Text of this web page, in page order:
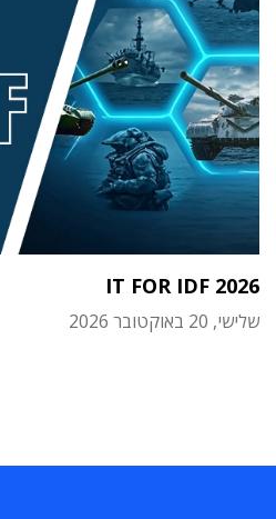
IT FOR IDF 2026
שלישי, 20 באוקטובר 2026